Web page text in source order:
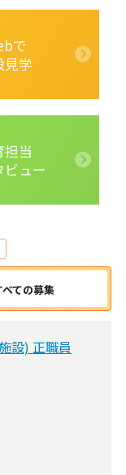
で
見学
担当
ビュー
べての募集
設) 正職員